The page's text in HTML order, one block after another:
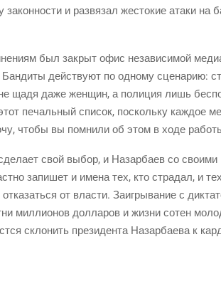
и раз­вя­зал жесто­кие ата­ки
был закрыт офис неза­ви­си­мой
дей­ству­ют по одно­му сце­на­рию:
щадя даже жен­щин, а поли­ция лишь
печаль­ный спи­сок, посколь­ку каж­дое
что­бы вы пом­ни­ли об этом в ходе
свой выбор, и Назар­ба­ев со
запи­шет и име­на тех, кто стра­дал, и
отка­зать­ся от вла­сти. Заиг­ры­ва­ние с
мил­ли­о­нов дол­ла­ров и жиз­ни сотен
скло­нить пре­зи­ден­та Назар­ба­е­ва к